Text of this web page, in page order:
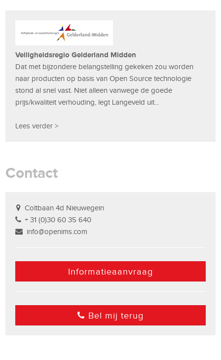
Veiligheidsregio Gelderland Midden
Dat met bijzondere belangstelling gekeken zou worden
naar producten op basis van Open Source technologie
stond al snel vast. Niet alleen vanwege de goede
prijs/kwaliteit verhouding, legt Langeveld uit...
Lees verder >
Contact
Coltbaan 4d Nieuwegein
+ 31 (0)30 60 35 640
info@openims.com
Informatieaanvraag
Bel mij terug